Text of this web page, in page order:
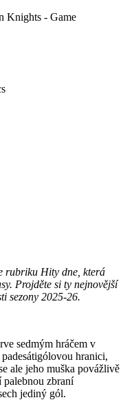
rubriku Hity dne, která
Projděte si ty nejnovější
sezony 2025-26.
sedmým hráčem v
hranici,
ale jeho muška povážlivě
zbraní
jediný gól.